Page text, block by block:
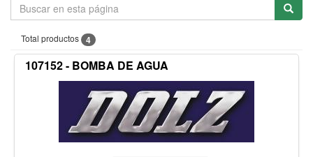
Total productos 4
107152 - BOMBA DE AGUA